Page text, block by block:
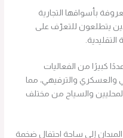
بأسواقها التجارية
يتطلعون للتعرّف على
كبيرًا من الفعاليات
والعسكري والترفيهي، مما
والسياح من مختلف
إلى ساحة احتفال ضخمة